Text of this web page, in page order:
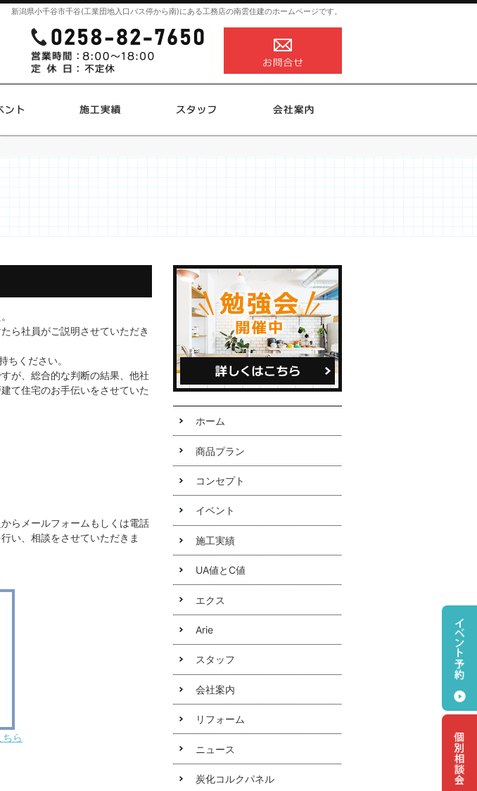
新潟県小千谷市千谷(工業団地入口バス停から南)にある工務店の南雲住建のホームページです。
ら社員がご説明させていただき
ちください。
が、総合的な判断の結果、他社
て住宅のお手伝いをさせていた
からメールフォームもしくは電話
い、相談をさせていただきま
ら
イ・コ
化コル
ルにつ
こちら
リ
ホーム
商品プラン
コンセプト
イベント
施工実績
UA値とC値
エクス
Arie
スタッフ
会社案内
リフォーム
ニュース
炭化コルクパネル
0258-82-7650
営業時間
8:00～18:00
定休日
不定休